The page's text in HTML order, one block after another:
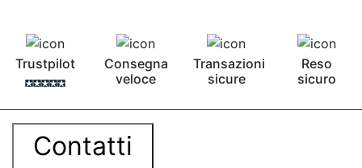
Trustpilot
Consegna
veloce
Transazioni
sicure
Reso
sicuro
Contatti